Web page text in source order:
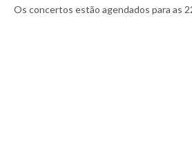
Os concertos estão agendados para as